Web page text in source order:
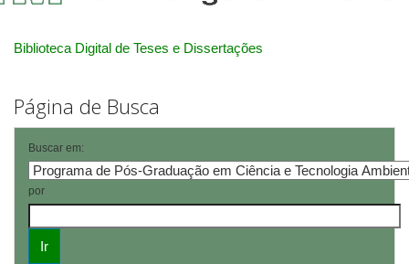
Biblioteca Digital de Teses e Dissertações
Página de Busca
Buscar em:
por